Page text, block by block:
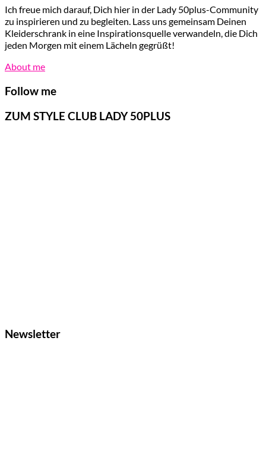
Ich freue mich darauf, Dich hier in der Lady 50plus-Community
zu inspirieren und zu begleiten. Lass uns gemeinsam Deinen
Kleiderschrank in eine Inspirationsquelle verwandeln, die Dich
jeden Morgen mit einem Lächeln gegrüßt!
About me
Follow me
ZUM STYLE CLUB LADY 50PLUS
Newsletter